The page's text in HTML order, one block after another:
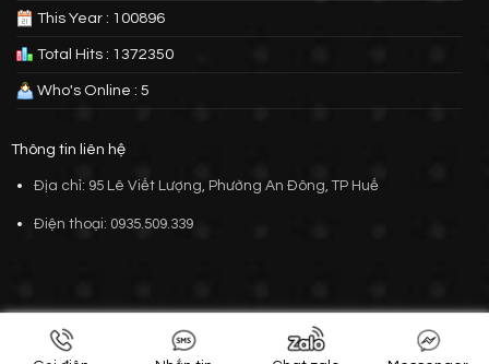
This Year : 100896
Total Hits : 1372350
Who's Online : 5
Thông tin liên hệ
Địa chỉ: 95 Lê Viết Lượng, Phường An Đông, TP Huế
Điện thoại: 0935.509.339
Thiết kế bởi
VIETSKY
Copyright 2026 © CAMAXVN